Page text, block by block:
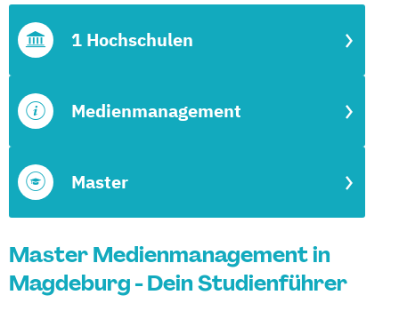
Master
Medienmanagement
1 Hochschulen
Master Medienmanagement in
Magdeburg - Dein Studienführer